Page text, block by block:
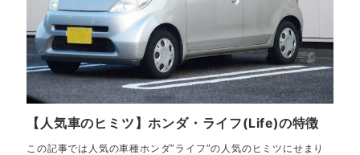
【人気車のヒミツ】ホンダ・ライフ(Life)の特徴
この記事では人気の車種ホンダ”ライフ”の人気のヒミツにせまり